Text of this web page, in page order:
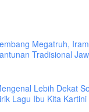
Megatruh,
Tradisional
Lebih Dekat
Lagu Ibu Kita Kartini